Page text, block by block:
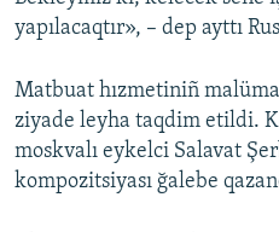
yapılacaqtır», – dep ayttı
Matbuat hızmetiniñ
ziyade leyha taqdim etildi.
moskvalı eykelci Salavat
kompozitsiyası ğalebe